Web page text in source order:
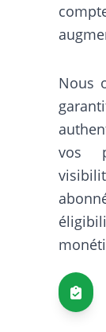
Nous
vos